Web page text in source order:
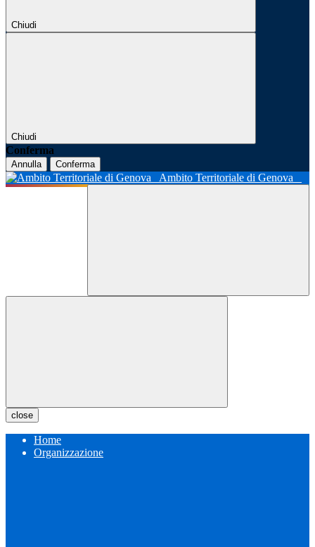
Chiudi
Chiudi
Conferma
Annulla Conferma
Ambito Territoriale di Genova
close
Home
Organizzazione